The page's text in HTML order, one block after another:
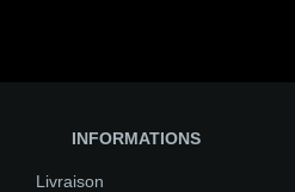
INFORMATIONS
Livraison